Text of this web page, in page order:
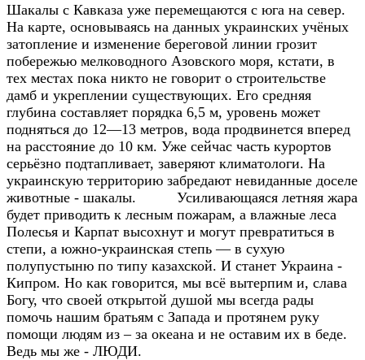
Шакалы с Кавказа уже перемещаются с юга на север.
На карте, основываясь на данных украинских учёных
затопление и изменение береговой линии грозит
побережью мелководного Азовского моря, кстати, в
тех местах пока никто не говорит о строительстве
дамб и укреплении существующих. Его средняя
глубина составляет порядка 6,5 м, уровень может
подняться до 12—13 метров, вода продвинется вперед
на расстояние до 10 км. Уже сейчас часть курортов
серьёзно подтапливает, заверяют климатологи. На
украинскую территорию забредают невиданные доселе
животные - шакалы.
Усиливающаяся летняя жара
будет приводить к лесным пожарам, а влажные леса
Полесья и Карпат высохнут и могут превратиться в
степи, а южно-украинская степь — в сухую
полупустыню по типу казахской. И станет Украина -
Кипром. Но как говорится, мы всё вытерпим и, слава
Богу, что своей открытой душой мы всегда рады
помочь нашим братьям с Запада и протянем руку
помощи людям из – за океана и не оставим их в беде.
Ведь мы же - ЛЮДИ.